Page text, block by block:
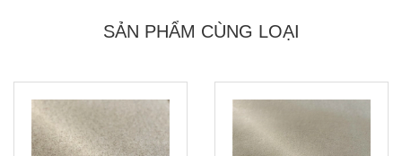
SẢN PHẨM CÙNG LOẠI